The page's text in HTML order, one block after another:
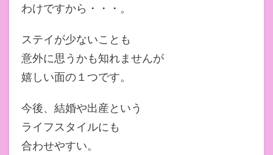
わけですから・・・。
ステイが少ないことも
意外に思うかも知れませんが
嬉しい面の１つです。
今後、結婚や出産という
ライフスタイルにも
合わせやすい。